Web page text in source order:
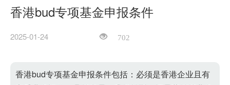
香港bud专项基金申报条件
2025-01-24 702
香港bud专项基金申报条件包括：必须是香港企业且有